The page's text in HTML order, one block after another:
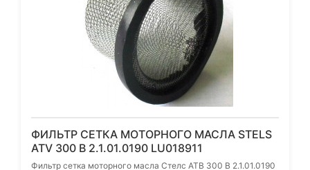
ФИЛЬТР СЕТКА МОТОРНОГО МАСЛА STELS
ATV 300 B 2.1.01.0190 LU018911
Фильтр сетка моторного масла Стелс АТВ 300 B 2.1.01.0190